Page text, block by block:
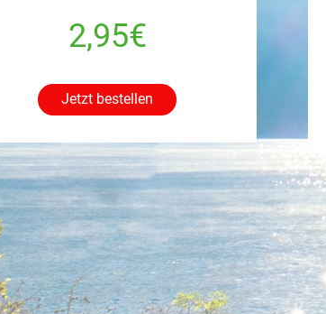
2,95€
Jetzt bestellen